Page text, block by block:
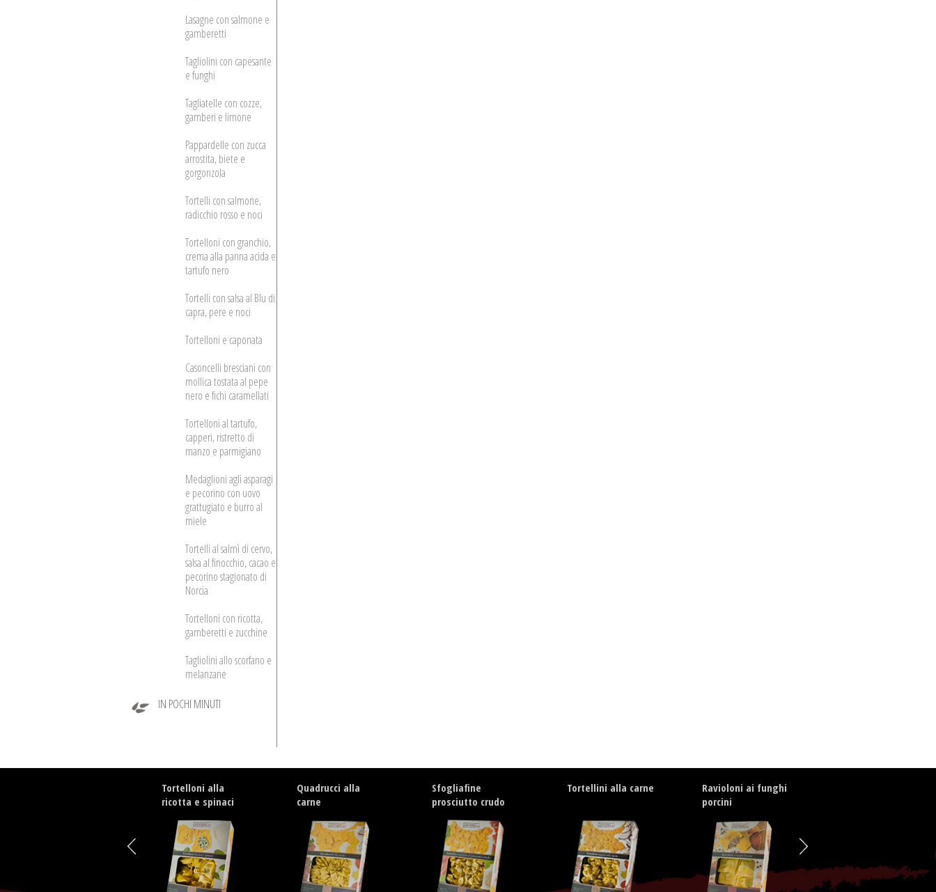
Lasagne con salmone e
gamberetti
Tagliolini con capesante
e funghi
Tagliatelle con cozze,
gamberi e limone
Pappardelle con zucca
arrostita, biete e
gorgonzola
Tortelli con salmone,
radicchio rosso e noci
Tortelloni con granchio,
crema alla panna acida e
tartufo nero
Tortelli con salsa al Blu di
capra, pere e noci
Tortelloni e caponata
Casoncelli bresciani con
mollica tostata al pepe
nero e fichi caramellati
Tortelloni al tartufo,
capperi, ristretto di
manzo e parmigiano
Medaglioni agli asparagi
e pecorino con uovo
grattugiato e burro al
miele
Tortelli al salmì di cervo,
salsa al finocchio, cacao e
pecorino stagionato di
Norcia
Tortelloni con ricotta,
gamberetti e zucchine
Tagliolini allo scorfano e
melanzane
IN POCHI MINUTI
Tortelloni alla
ricotta e spinaci
Quadrucci alla
carne
Sfogliafine
prosciutto crudo
Tortellini alla carne
Ravioloni ai funghi
porcini